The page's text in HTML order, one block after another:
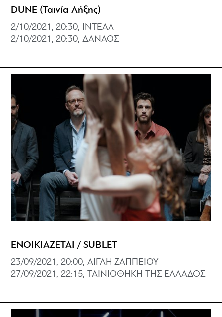
DUNE (Ταινία Λήξης)
2/10/2021, 20:30, ΙΝΤΕΑΛ
2/10/2021, 20:30, ΔΑΝΑΟΣ
ΕΝΟΙΚΙΑΖΕΤΑΙ / SUBLET
23/09/2021, 20:00, ΑΙΓΛΗ ΖΑΠΠΕΙΟΥ
27/09/2021, 22:15, ΤΑΙΝΙΟΘΗΚΗ ΤΗΣ ΕΛΛΑΔΟΣ